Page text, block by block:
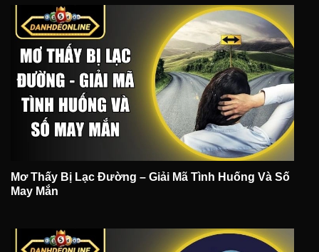
Mơ Thấy Bị Lạc Đường – Giải Mã Tình Huống Và Số
May Mắn